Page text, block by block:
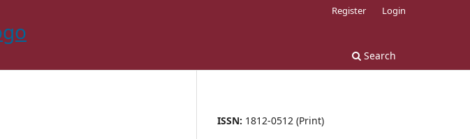
Search
Register Login
ISSN: 1812-0512 (Print)